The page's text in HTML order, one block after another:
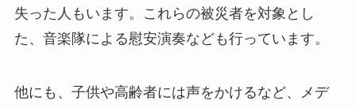
失った人もいます。これらの被災者を対象とし
た、音楽隊による慰安演奏なども行っています。
他にも、子供や高齢者には声をかけるなど、メデ